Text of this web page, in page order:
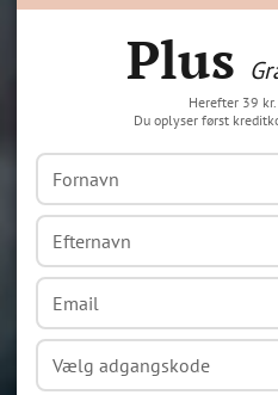
Plus
Herefter 39
Du oplyser først